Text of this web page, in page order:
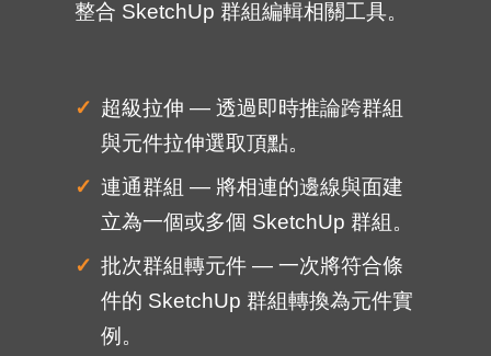
整合 SketchUp 群組編輯相關工具。
超級拉伸 — 透過即時推論跨群組
與元件拉伸選取頂點。
連通群組 — 將相連的邊線與面建
立為一個或多個 SketchUp 群組。
批次群組轉元件 — 一次將符合條
件的 SketchUp 群組轉換為元件實
例。